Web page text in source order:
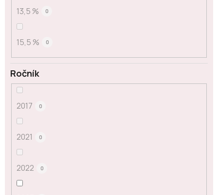
13,5 % 0
15,5 % 0
Ročník
2017 0
2021 0
2022 0